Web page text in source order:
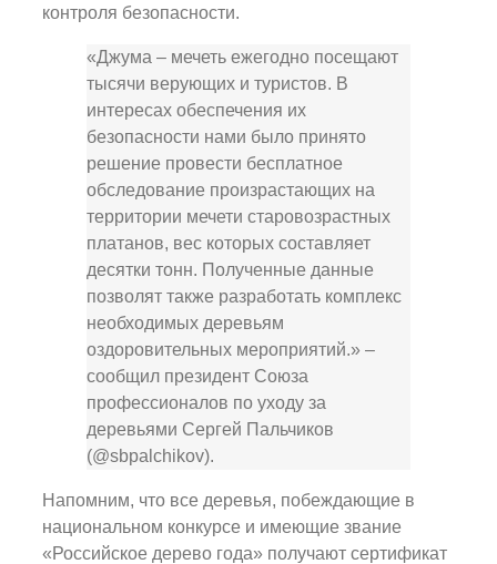
контроля безопасности.
«Джума – мечеть ежегодно посещают
тысячи верующих и туристов. В
интересах обеспечения их
безопасности нами было принято
решение провести бесплатное
обследование произрастающих на
территории мечети старовозрастных
платанов, вес которых составляет
десятки тонн. Полученные данные
позволят также разработать комплекс
необходимых деревьям
оздоровительных мероприятий.» –
сообщил президент Союза
профессионалов по уходу за
деревьями Сергей Пальчиков
(@sbpalchikov).
Напомним, что все деревья, побеждающие в
национальном конкурсе и имеющие звание
«Российское дерево года» получают сертификат